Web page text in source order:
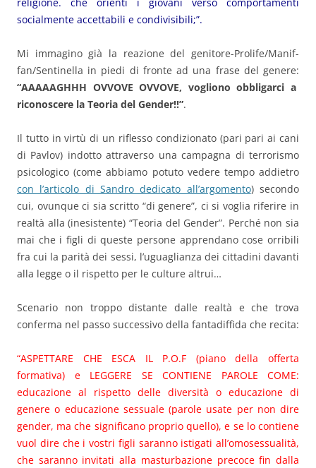
socialmente accettabili e condivisibili;”.
Mi immagino già la reazione del genitore-Prolife/Manif-
fan/Sentinella in piedi di fronte ad una frase del genere:
“AAAAAGHHH OVVOVE OVVOVE, vogliono obbligarci a
riconoscere la Teoria del Gender!!”.
Il tutto in virtù di un riflesso condizionato (pari pari ai cani
di Pavlov) indotto attraverso una campagna di terrorismo
psicologico (come abbiamo potuto vedere tempo addietro
con l’articolo di Sandro dedicato all’argomento) secondo
cui, ovunque ci sia scritto “di genere”, ci si voglia riferire in
realtà alla (inesistente) “Teoria del Gender”. Perché non sia
mai che i figli di queste persone apprendano cose orribili
fra cui la parità dei sessi, l’uguaglianza dei cittadini davanti
alla legge o il rispetto per le culture altrui…
Scenario non troppo distante dalle realtà e che trova
conferma nel passo successivo della fantadiffida che recita:
“ASPETTARE CHE ESCA IL P.O.F (piano della offerta
formativa) e LEGGERE SE CONTIENE PAROLE COME:
educazione al rispetto delle diversità o educazione di
genere o educazione sessuale (parole usate per non dire
gender, ma che significano proprio quello), e se lo contiene
vuol dire che i vostri figli saranno istigati all’omosessualità,
che saranno invitati alla masturbazione precoce fin dalla